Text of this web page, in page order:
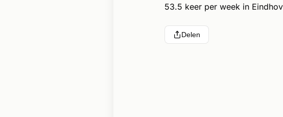
53.5 keer per week in
Delen